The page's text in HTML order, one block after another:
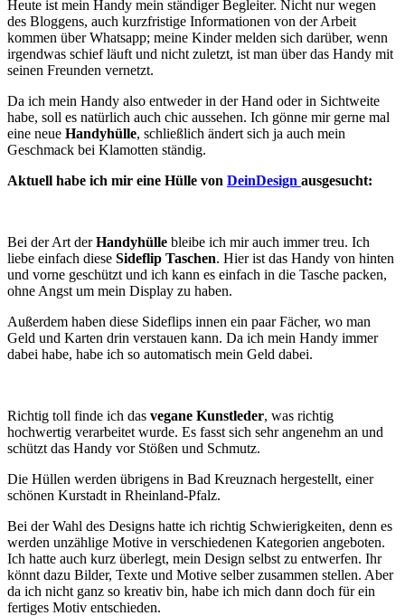
Heute ist mein Handy mein ständiger Begleiter. Nicht nur wegen
des Bloggens, auch kurzfristige Informationen von der Arbeit
kommen über Whatsapp; meine Kinder melden sich darüber, wenn
irgendwas schief läuft und nicht zuletzt, ist man über das Handy mit
seinen Freunden vernetzt.
Da ich mein Handy also entweder in der Hand oder in Sichtweite
habe, soll es natürlich auch chic aussehen. Ich gönne mir gerne mal
eine neue Handyhülle, schließlich ändert sich ja auch mein
Geschmack bei Klamotten ständig.
Aktuell habe ich mir eine Hülle von DeinDesign ausgesucht:
Bei der Art derHandyhülle bleibe ich mir auch immer treu. Ich
liebe einfach diese Sideflip Taschen. Hier ist das Handy von hinten
und vorne geschützt und ich kann es einfach in die Tasche packen,
ohne Angst um mein Display zu haben.
Außerdem haben diese Sideflips innen ein paar Fächer, wo man
Geld und Karten drin verstauen kann. Da ich mein Handy immer
dabei habe, habe ich so automatisch mein Geld dabei.
Richtig toll finde ich das vegane Kunstleder, was richtig
hochwertig verarbeitet wurde. Es fasst sich sehr angenehm an und
schützt das Handy vor Stößen und Schmutz.
Die Hüllen werden übrigens in Bad Kreuznach hergestellt, einer
schönen Kurstadt in Rheinland-Pfalz.
Bei der Wahl des Designs hatte ich richtig Schwierigkeiten, denn es
werden unzählige Motive in verschiedenen Kategorien angeboten.
Ich hatte auch kurz überlegt, mein Design selbst zu entwerfen. Ihr
könnt dazu Bilder, Texte und Motive selber zusammen stellen. Aber
da ich nicht ganz so kreativ bin, habe ich mich dann doch für ein
fertiges Motiv entschieden.